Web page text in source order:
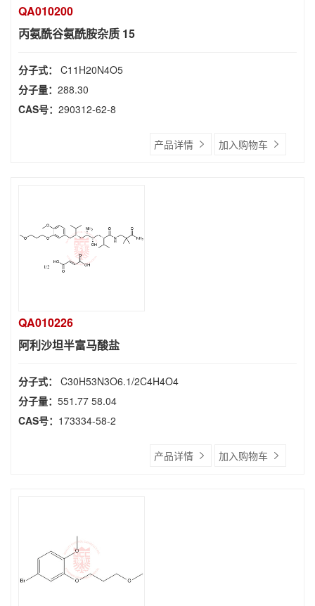
QA010200
丙氨酰谷氨酰胺杂质 15
分子式： C11H20N4O5
分子量： 288.30
CAS号： 290312-62-8
产品详情 加入购物车
QA010226
阿利沙坦半富马酸盐
分子式： C30H53N3O6.1/2C4H4O4
分子量： 551.77 58.04
CAS号： 173334-58-2
产品详情 加入购物车